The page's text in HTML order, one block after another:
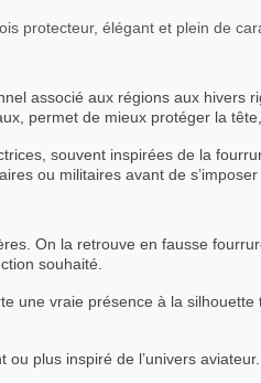
protecteur, élégant et plein de
associé aux régions aux hivers
permet de mieux protéger la
souvent inspirées de la
ou militaires avant de s’imposer
On la retrouve en fausse
souhaité.
une vraie présence à la
plus inspiré de l’univers